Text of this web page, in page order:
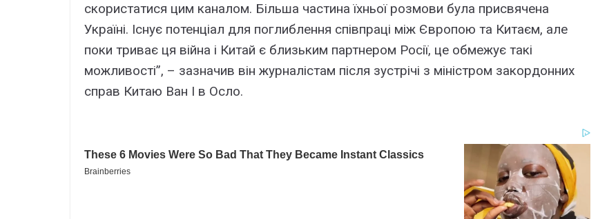
скористатися цим каналом. Більша частина їхньої розмови була присвячена
Україні. Існує потенціал для поглиблення співпраці між Європою та Китаєм, але
поки триває ця війна і Китай є близьким партнером Росії, це обмежує такі
можливості”, – зазначив він журналістам після зустрічі з міністром закордонних
справ Китаю Ван І в Осло.